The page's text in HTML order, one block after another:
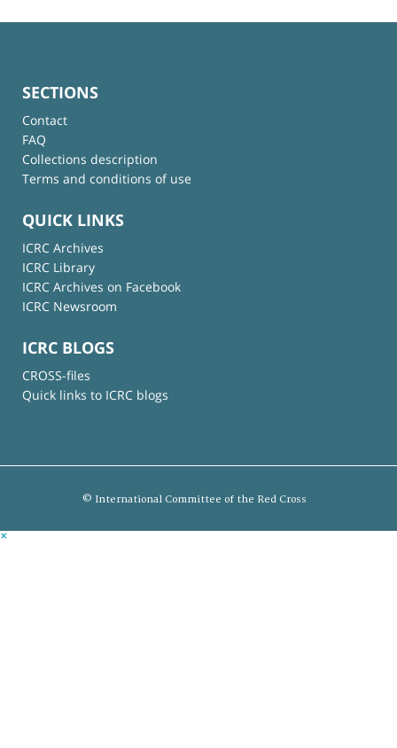
SECTIONS
Contact
FAQ
Collections description
Terms and conditions of use
QUICK LINKS
ICRC Archives
ICRC Library
ICRC Archives on Facebook
ICRC Newsroom
ICRC BLOGS
CROSS-files
Quick links to ICRC blogs
© International Committee of the Red Cross
×